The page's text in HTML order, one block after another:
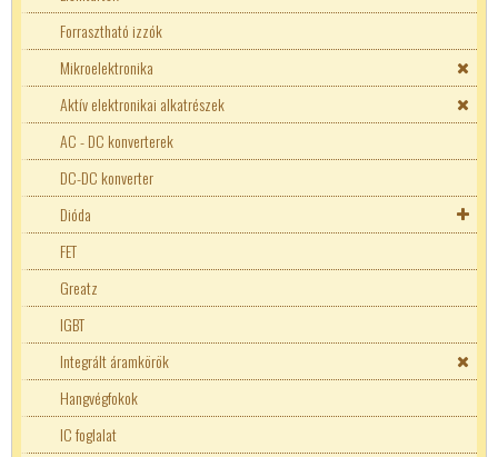
Forgatógomb
50W ellenállások
2W ellenállások
17W ellenállások
1W ellenállások
25W ellenállások
Speciális ellenállások
Fényellenállások
NTC ellenállások
PTC ellenállások
Trimmer
1206 SMD ellenállások
10W ellenállások
Tantál kondenzátor
Trimmer kondenzátor
Üzemi kondenzátor
Zavarszűrő kondenzátor
Erősáramú biztosíték
Hőbiztosíték
Hőgomba (Klixon)
Túláram védő kapcsoló
Késes biztosíték
SMD biztosíték
TR5 nyákos biztosíték
Forrasztható izzók
Mikroelektronika
Aktív elektronikai alkatrészek
AC - DC konverterek
DC-DC konverter
Dióda
Supresszor
Zéner
FET
Greatz
IGBT
Integrált áramkörök
Hangvégfokok
IC foglalat